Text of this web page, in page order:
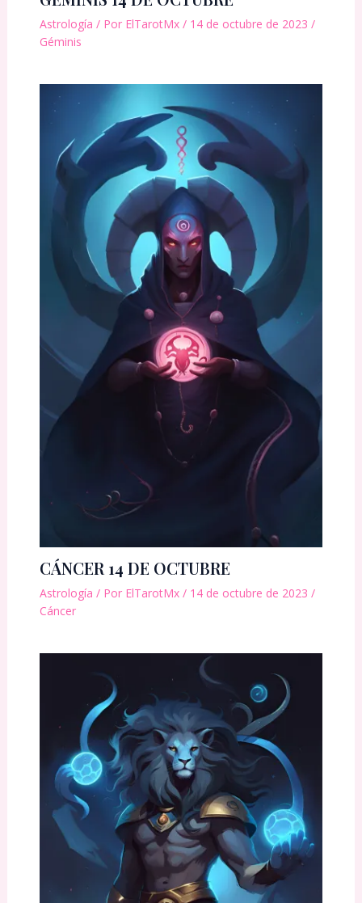
Astrología / Por ElTarotMx / 14 de octubre de 2023 /
Géminis
CÁNCER 14 DE OCTUBRE
Astrología / Por ElTarotMx / 14 de octubre de 2023 /
Cáncer